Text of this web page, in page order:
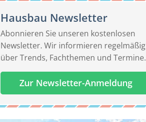
Hausbau Newsletter
Abonnieren Sie unseren kostenlosen
Newsletter. Wir informieren regelmäßig
über Trends, Fachthemen und Termine.
Zur Newsletter-Anmeldung